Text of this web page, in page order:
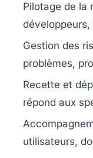
Pilotage de la
Gestion des
problèmes,
Recette et
répond aux
utilisateurs,